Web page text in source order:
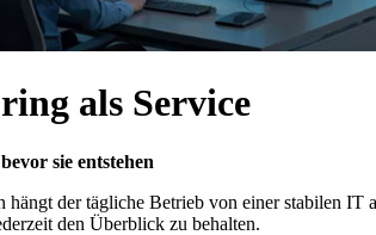
als Service
sie entstehen
hängt der tägliche Betrieb von einer stabilen
den Überblick zu behalten.